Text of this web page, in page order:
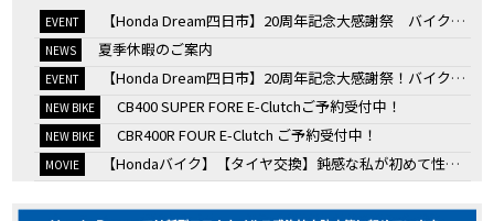
EVENT 【Honda Dream四日市】20周年記念大感謝祭 バイク女子トークショー
NEWS 夏季休暇のご案内
EVENT 【Honda Dream四日市】20周年記念大感謝祭！バイク女子トークショー
NEW BIKE CB400 SUPER FORE E-Clutchご予約受付中！
NEW BIKE CBR400R FOUR E-Clutch ご予約受付中！
MOVIE 【Hondaバイク】【タイヤ交換】鈍感な私が初めて性能を実感した【三重県】【Honda DREAM】